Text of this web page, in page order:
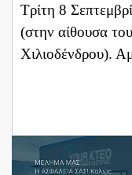
Τρίτη 8
(στην αίθουσα
Χιλιοδένδρου).